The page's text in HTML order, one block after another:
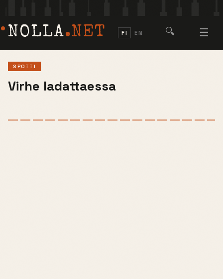
NOLLA.NET FI EN 🔍 ☰
SPOTTI
Virhe ladattaessa